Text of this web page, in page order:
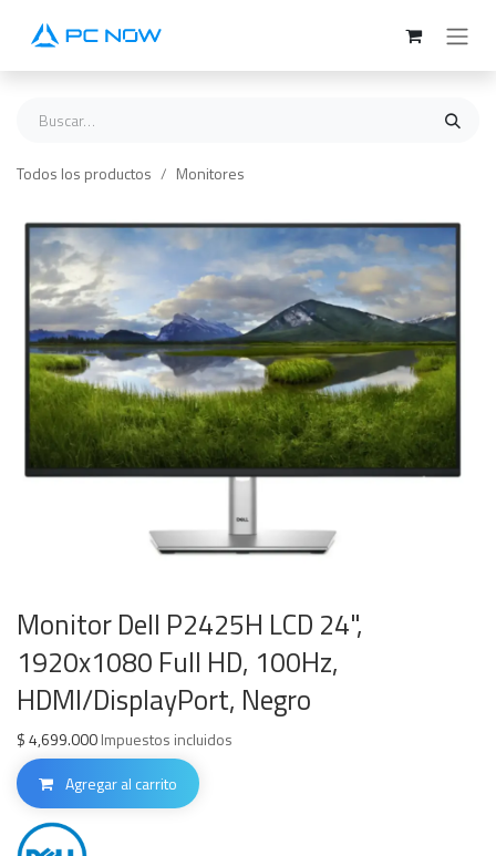
Todos los productos Monitores
Monitor Dell P2425H LCD 24",
1920x1080 Full HD, 100Hz,
HDMI/DisplayPort, Negro
$4,699.000Impuestos incluidos
Agregar al carrito